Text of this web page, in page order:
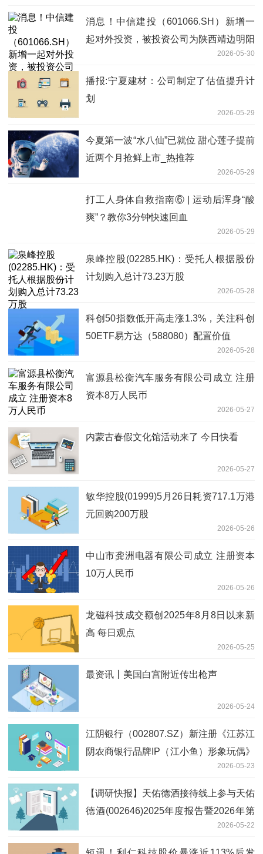
消息！中信建投（601066.SH）新增一
起对外投资，被投资公司为陕西靖边明阳
2026-05-30
播报:宁夏建材：公司制定了估值提升计
划
2026-05-29
今夏第一波“水八仙”已就位 甜心莲子提前
近两个月抢鲜上市_热推荐
2026-05-29
打工人身体自救指南⑥ | 运动后浑身“酸
爽”？教你3分钟快速回血
2026-05-29
泉峰控股(02285.HK)：受托人根据股份
计划购入总计73.23万股
2026-05-28
科创50指数低开高走涨1.3%，关注科创
50ETF易方达（588080）配置价值
2026-05-28
富源县松衡汽车服务有限公司成立 注册
资本8万人民币
2026-05-27
内蒙古春假文化馆活动来了 今日快看
2026-05-27
敏华控股(01999)5月26日耗资717.1万港
元回购200万股
2026-05-26
中山市龚洲电器有限公司成立 注册资本
10万人民币
2026-05-26
龙磁科技成交额创2025年8月8日以来新
高 每日观点
2026-05-25
最资讯丨美国白宫附近传出枪声
2026-05-24
江阴银行（002807.SZ）新注册《江苏江
阴农商银行品牌IP（江小鱼）形象玩偶》
2026-05-23
【调研快报】天佑德酒接待线上参与天佑
德酒(002646)2025年度报告暨2026年第
一季度报告业绩说明会的全体投资者调研
2026-05-22